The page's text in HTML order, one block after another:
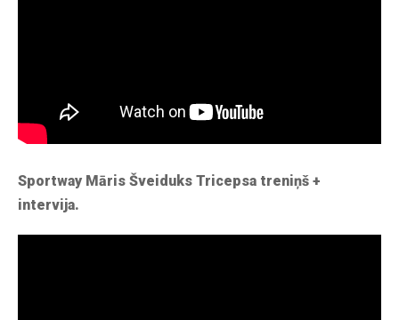
Sportway Māris Šveiduks Tricepsa treniņš +
intervija.